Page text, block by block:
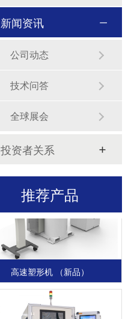
新闻资讯
公司动态
技术问答
全球展会
投资者关系
推荐产品
高速平衡机（可定制）
高速塑形机 （新品）